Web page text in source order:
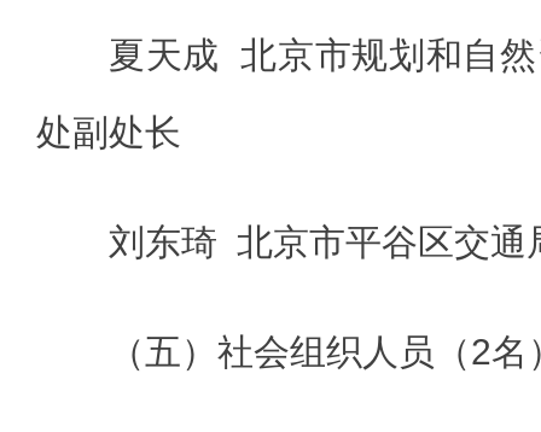
夏天成 北京市规划和自
处副处长
刘东琦 北京市平谷区交通
（五）社会组织人员（2名